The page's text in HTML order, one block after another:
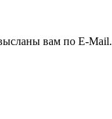
вам по E-Mail.